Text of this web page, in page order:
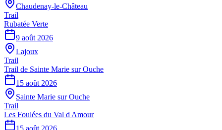
Chaudenay-le-Château
Trail
Rubatée Verte
9 août 2026
Lajoux
Trail
Trail de Sainte Marie sur Ouche
15 août 2026
Sainte Marie sur Ouche
Trail
Les Foulées du Val d Amour
15 août 2026